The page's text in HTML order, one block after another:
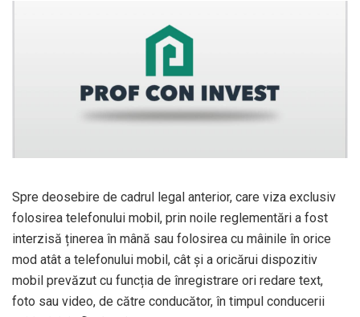
Spre deosebire de cadrul legal anterior, care viza exclusiv
folosirea telefonului mobil, prin noile reglementări a fost
interzisă ținerea în mână sau folosirea cu mâinile în orice
mod atât a telefonului mobil, cât și a oricărui dispozitiv
mobil prevăzut cu funcția de înregistrare ori redare text,
foto sau video, de către conducător, în timpul conducerii